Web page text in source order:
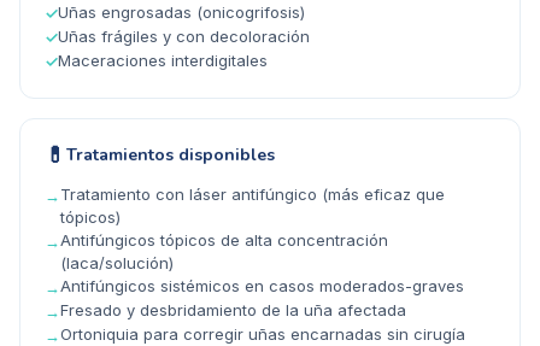
✓Uñas engrosadas (onicogrifosis)
✓Uñas frágiles y con decoloración
✓Maceraciones interdigitales
💊 Tratamientos disponibles
→Tratamiento con láser antifúngico (más eficaz que
tópicos)
→Antifúngicos tópicos de alta concentración
(laca/solución)
→Antifúngicos sistémicos en casos moderados-graves
→Fresado y desbridamiento de la uña afectada
→Ortoniquia para corregir uñas encarnadas sin cirugía